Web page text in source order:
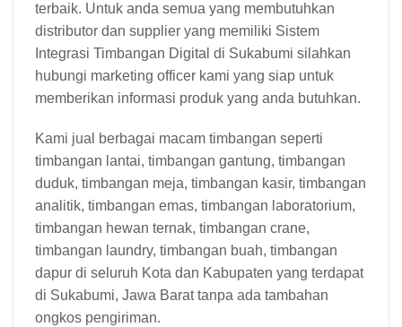
terbaik. Untuk anda semua yang membutuhkan
distributor dan supplier yang memiliki Sistem
Integrasi Timbangan Digital di Sukabumi silahkan
hubungi marketing officer kami yang siap untuk
memberikan informasi produk yang anda butuhkan.
Kami jual berbagai macam timbangan seperti
timbangan lantai, timbangan gantung, timbangan
duduk, timbangan meja, timbangan kasir, timbangan
analitik, timbangan emas, timbangan laboratorium,
timbangan hewan ternak, timbangan crane,
timbangan laundry, timbangan buah, timbangan
dapur di seluruh Kota dan Kabupaten yang terdapat
di Sukabumi, Jawa Barat tanpa ada tambahan
ongkos pengiriman.